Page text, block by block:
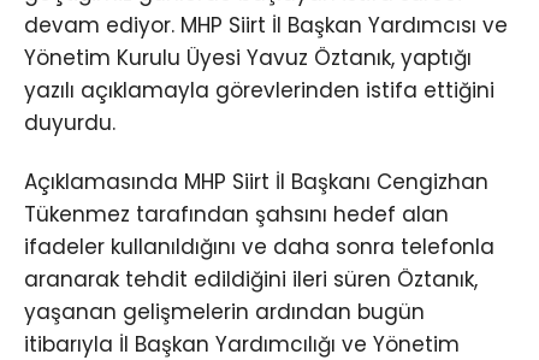
devam ediyor. MHP Siirt İl Başkan Yardımcısı ve
Yönetim Kurulu Üyesi Yavuz Öztanık, yaptığı
yazılı açıklamayla görevlerinden istifa ettiğini
duyurdu.
Açıklamasında MHP Siirt İl Başkanı Cengizhan
Tükenmez tarafından şahsını hedef alan
ifadeler kullanıldığını ve daha sonra telefonla
aranarak tehdit edildiğini ileri süren Öztanık,
yaşanan gelişmelerin ardından bugün
itibarıyla İl Başkan Yardımcılığı ve Yönetim